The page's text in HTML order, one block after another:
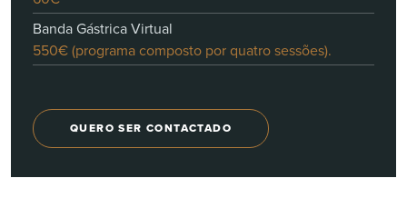
Banda Gástrica Virtual
550€ (programa composto por quatro sessões).
QUERO SER CONTACTADO